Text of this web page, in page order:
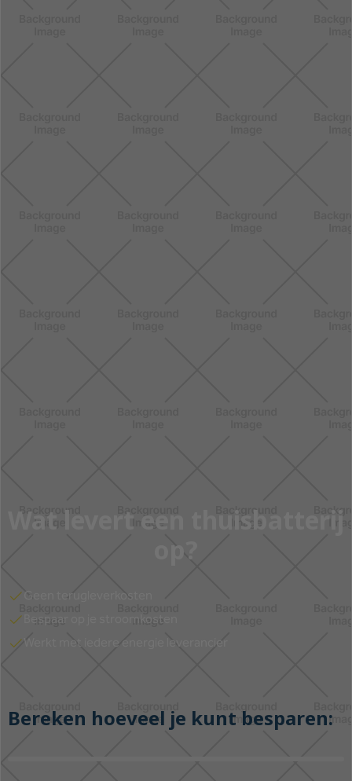
Wat levert een thuisbatterij
op?
Geen terugleverkosten
Bespaar op je stroomkosten
Werkt met iedere energie leverancier
Bereken hoeveel je kunt besparen: